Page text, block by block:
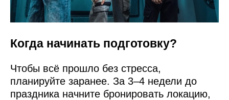
Когда начинать подготовку?
Чтобы всё прошло без стресса,
планируйте заранее. За 3–4 недели до
праздника начните бронировать локацию,